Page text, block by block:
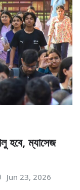
হবে, ম্যাসেজ
Jun 23, 2026